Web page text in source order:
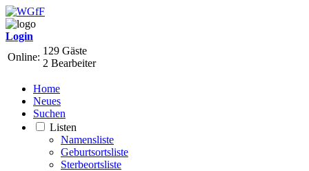
Login
Online:
129 Gäste
2 Bearbeiter
Home
Neues
Suchen
Listen
Namensliste
Geburtsortsliste
Sterbeortsliste